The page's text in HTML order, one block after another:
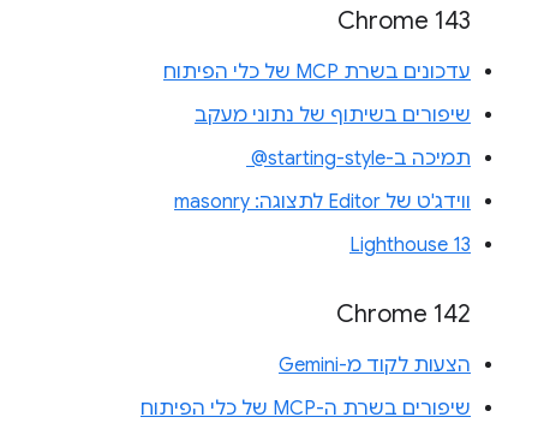
Chrome 143
עדכונים בשרת MCP של כלי הפיתוח
שיפורים בשיתוף של נתוני מעקב
תמיכה ב-‎ @starting-style
ווידג'ט של Editor לתצוגה: masonry
Lighthouse 13
Chrome 142
הצעות לקוד מ-Gemini
שיפורים בשרת ה-MCP של כלי הפיתוח